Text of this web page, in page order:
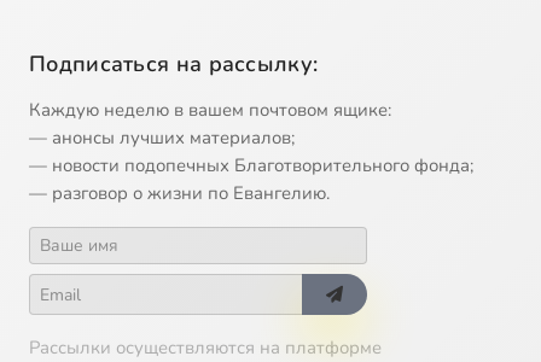
Подписаться на рассылку:
Каждую неделю в вашем почтовом ящике:
— анонсы лучших материалов;
— новости подопечных Благотворительного фонда;
— разговор о жизни по Евангелию.
Рассылки осуществляются на платформе